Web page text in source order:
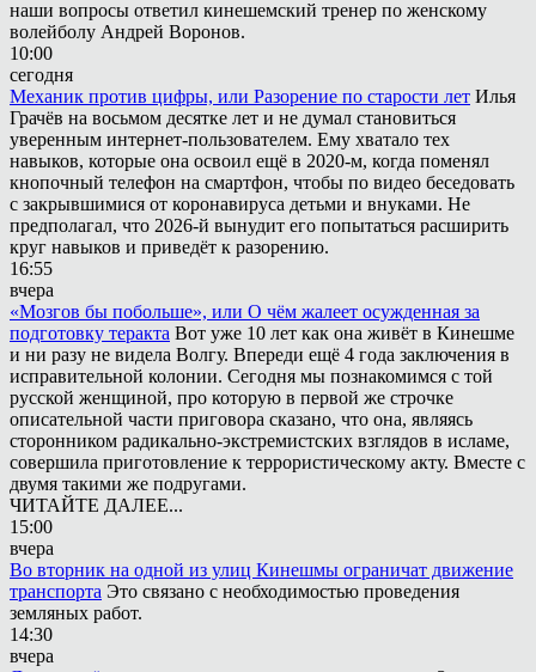
наши вопросы ответил кинешемский тренер по женскому
волейболу Андрей Воронов.
10:00
сегодня
Механик против цифры, или Разорение по старости лет Илья
Грачёв на восьмом десятке лет и не думал становиться
уверенным интернет-пользователем. Ему хватало тех
навыков, которые она освоил ещё в 2020-м, когда поменял
кнопочный телефон на смартфон, чтобы по видео беседовать
с закрывшимися от коронавируса детьми и внуками. Не
предполагал, что 2026-й вынудит его попытаться расширить
круг навыков и приведёт к разорению.
16:55
вчера
«Мозгов бы побольше», или О чём жалеет осужденная за
подготовку теракта Вот уже 10 лет как она живёт в Кинешме
и ни разу не видела Волгу. Впереди ещё 4 года заключения в
исправительной колонии. Сегодня мы познакомимся с той
русской женщиной, про которую в первой же строчке
описательной части приговора сказано, что она, являясь
сторонником радикально-экстремистских взглядов в исламе,
совершила приготовление к террористическому акту. Вместе с
двумя такими же подругами.
ЧИТАЙТЕ ДАЛЕЕ...
15:00
вчера
Во вторник на одной из улиц Кинешмы ограничат движение
транспорта Это связано с необходимостью проведения
земляных работ.
14:30
вчера